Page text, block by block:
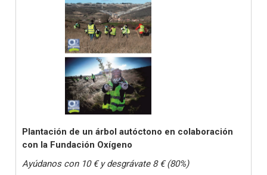
Plantación de un árbol autóctono en colaboración
con la Fundación Oxígeno
Ayúdanos con 10 € y desgrávate 8 € (80%)